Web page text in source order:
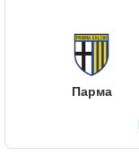
Парма